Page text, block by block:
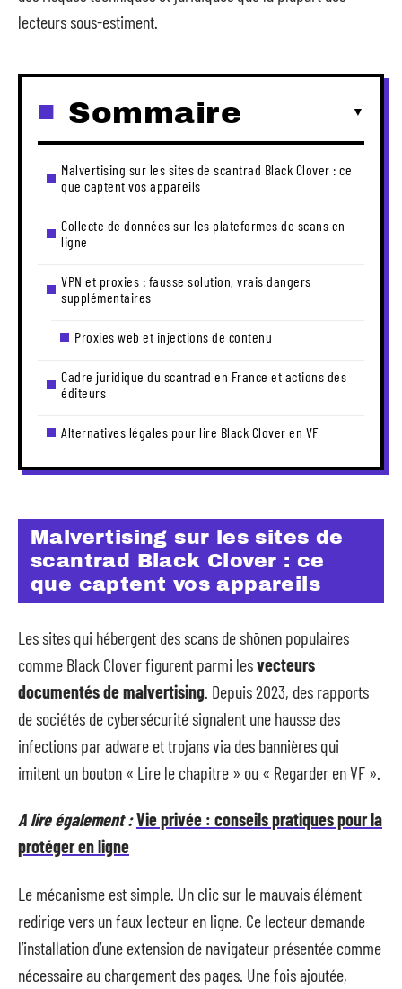
lecteurs sous-estiment.
Sommaire
Malvertising sur les sites de scantrad Black Clover : ce
que captent vos appareils
Collecte de données sur les plateformes de scans en
ligne
VPN et proxies : fausse solution, vrais dangers
supplémentaires
Proxies web et injections de contenu
Cadre juridique du scantrad en France et actions des
éditeurs
Alternatives légales pour lire Black Clover en VF
Malvertising sur les sites de
scantrad Black Clover : ce
que captent vos appareils
Les sites qui hébergent des scans de shōnen populaires
comme Black Clover figurent parmi lesvecteurs
documentés de malvertising . Depuis 2023, des rapports
de sociétés de cybersécurité signalent une hausse des
infections par adware et trojans via des bannières qui
imitent un bouton « Lire le chapitre » ou « Regarder en VF ».
A lire également :Vie privée : conseils pratiques pour la
protéger en ligne
Le mécanisme est simple. Un clic sur le mauvais élément
redirige vers un faux lecteur en ligne. Ce lecteur demande
l’installation d’une extension de navigateur présentée comme
nécessaire au chargement des pages. Une fois ajoutée,